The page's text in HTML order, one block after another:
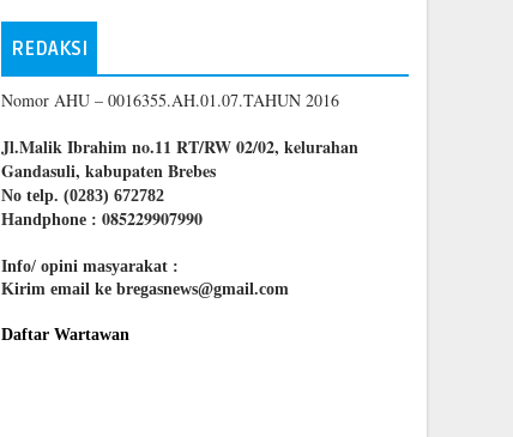
REDAKSI
Nomor AHU – 0016355.AH.01.07.TAHUN 2016
Jl.Malik Ibrahim no.11 RT/RW 02/02, kelurahan
Gandasuli, kabupaten Brebes
No telp. (0283) 672782
Handphone : 085229907990
Info/ opini masyarakat :
Kirim email ke bregasnews@gmail.com
Daftar Wartawan